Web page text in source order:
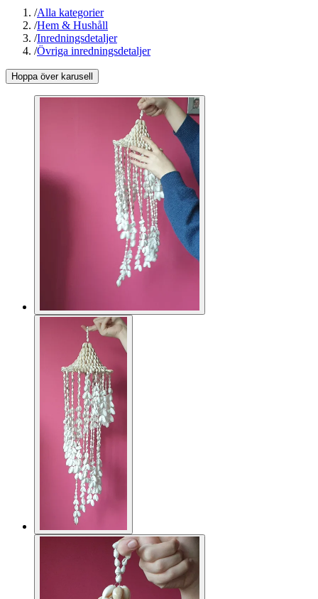
/Alla kategorier
/Hem & Hushåll
/Inredningsdetaljer
/Övriga inredningsdetaljer
Hoppa över karusell